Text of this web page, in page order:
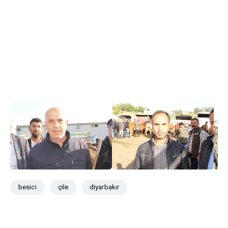
besici çile diyarbakır